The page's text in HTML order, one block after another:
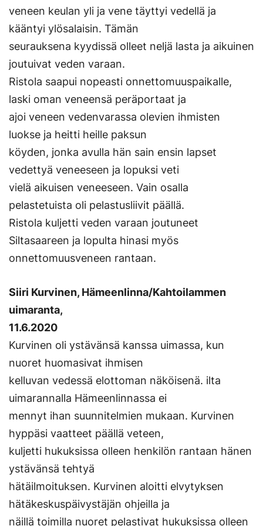
veneen keulan yli ja vene täyttyi vedellä ja
kääntyi ylösalaisin. Tämän
seurauksena kyydissä olleet neljä lasta ja aikuinen
joutuivat veden varaan.
Ristola saapui nopeasti onnettomuuspaikalle,
laski oman veneensä peräportaat ja
ajoi veneen vedenvarassa olevien ihmisten
luokse ja heitti heille paksun
köyden, jonka avulla hän sain ensin lapset
vedettyä veneeseen ja lopuksi veti
vielä aikuisen veneeseen. Vain osalla
pelastetuista oli pelastusliivit päällä.
Ristola kuljetti veden varaan joutuneet
Siltasaareen ja lopulta hinasi myös
onnettomuusveneen rantaan.
Siiri Kurvinen, Hämeenlinna/Kahtoilammen
uimaranta,
11.6.2020
Kurvinen oli ystävänsä kanssa uimassa, kun
nuoret huomasivat ihmisen
kelluvan vedessä elottoman näköisenä. ilta
uimarannalla Hämeenlinnassa ei
mennyt ihan suunnitelmien mukaan. Kurvinen
hyppäsi vaatteet päällä veteen,
kuljetti hukuksissa olleen henkilön rantaan hänen
ystävänsä tehtyä
hätäilmoituksen. Kurvinen aloitti elvytyksen
hätäkeskuspäivystäjän ohjeilla ja
näillä toimilla nuoret pelastivat hukuksissa olleen